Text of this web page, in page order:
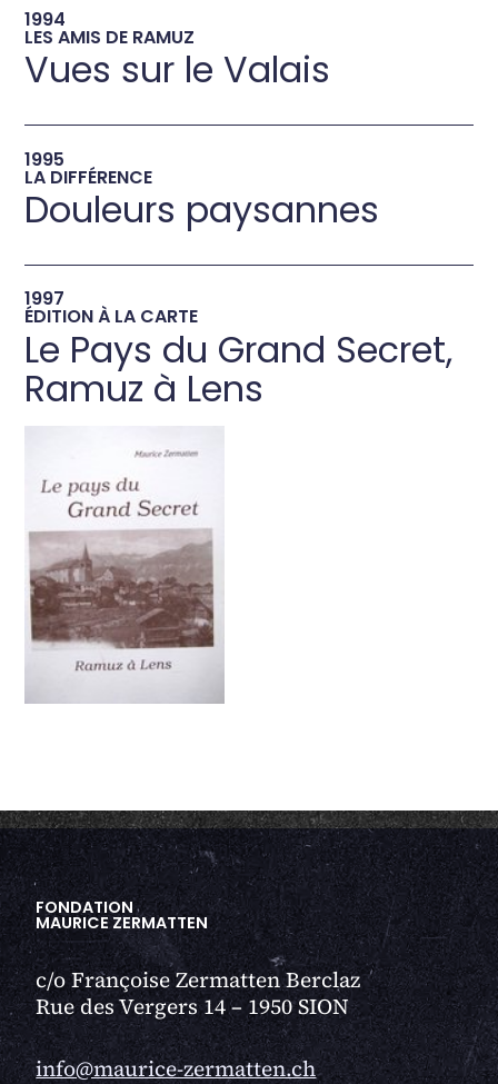
1994
LES AMIS DE RAMUZ
Vues sur le Valais
→
1995
LA DIFFÉRENCE
Douleurs paysannes
1997
ÉDITION À LA CARTE
Le Pays du Grand Secret,
Ramuz à Lens
→
FONDATION
MAURICE ZERMATTEN
c/o Françoise Zermatten Berclaz
Rue des Vergers 14 – 1950 SION
info@maurice-zermatten.ch